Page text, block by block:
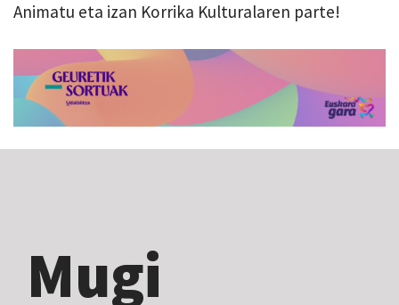
Animatu eta izan Korrika Kulturalaren parte!
Mugi